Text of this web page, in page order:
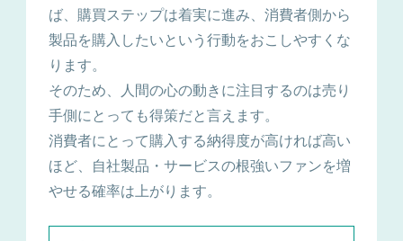
ば、購買ステップは着実に進み、消費者側から
製品を購入したいという行動をおこしやすくな
ります。
そのため、人間の心の動きに注目するのは売り
手側にとっても得策だと言えます。
消費者にとって購入する納得度が高ければ高い
ほど、自社製品・サービスの根強いファンを増
やせる確率は上がります。